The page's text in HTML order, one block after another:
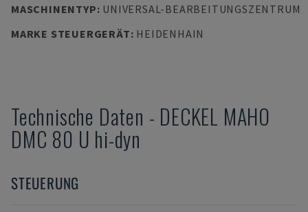
MASCHINENTYP: UNIVERSAL-BEARBEITUNGSZENTRUM
MARKE STEUERGERÄT: HEIDENHAIN
Technische Daten - DECKEL MAHO
DMC 80 U hi-dyn
STEUERUNG